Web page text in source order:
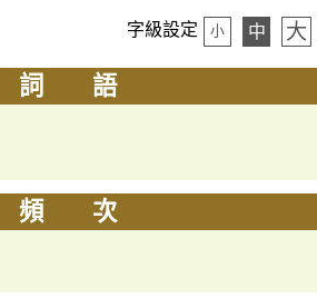
字級設定 小 中 大
詞 語
頻 次